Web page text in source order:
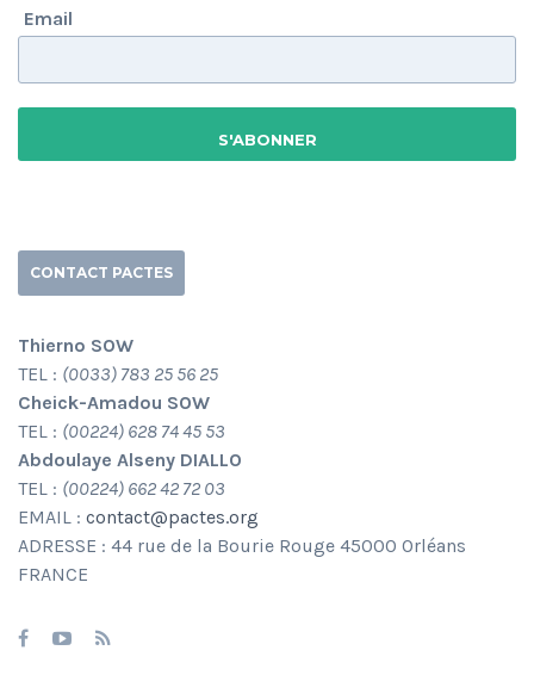
Email
CONTACT PACTES
Thierno SOW
TEL : (0033) 783 25 56 25
Cheick-Amadou SOW
TEL : (00224) 628 74 45 53
Abdoulaye Alseny DIALLO
TEL : (00224) 662 42 72 03
EMAIL : contact@pactes.org
ADRESSE : 44 rue de la Bourie Rouge 45000 Orléans
FRANCE